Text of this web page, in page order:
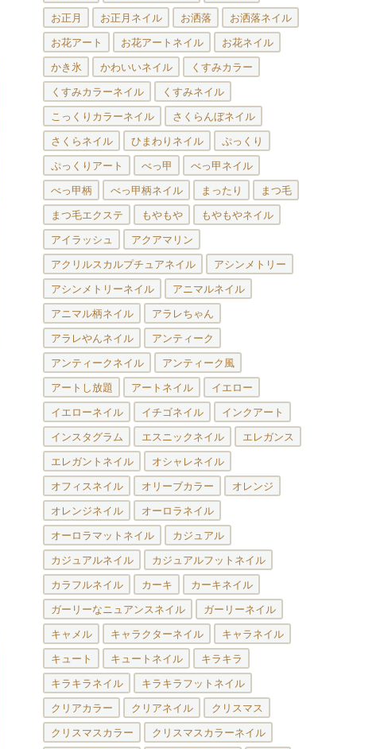
お正月 お正月ネイル お洒落 お洒落ネイル
お花アート お花アートネイル お花ネイル
かき氷 かわいいネイル くすみカラー
くすみカラーネイル くすみネイル
こっくりカラーネイル さくらんぼネイル
さくらネイル ひまわりネイル ぷっくり
ぷっくりアート べっ甲 べっ甲ネイル
べっ甲柄 べっ甲柄ネイル まったり まつ毛
まつ毛エクステ もやもや もやもやネイル
アイラッシュ アクアマリン
アクリルスカルプチュアネイル アシンメトリー
アシンメトリーネイル アニマルネイル
アニマル柄ネイル アラレちゃん
アラレやんネイル アンティーク
アンティークネイル アンティーク風
アートし放題 アートネイル イエロー
イエローネイル イチゴネイル インクアート
インスタグラム エスニックネイル エレガンス
エレガントネイル オシャレネイル
オフィスネイル オリーブカラー オレンジ
オレンジネイル オーロラネイル
オーロラマットネイル カジュアル
カジュアルネイル カジュアルフットネイル
カラフルネイル カーキ カーキネイル
ガーリーなニュアンスネイル ガーリーネイル
キャメル キャラクターネイル キャラネイル
キュート キュートネイル キラキラ
キラキラネイル キラキラフットネイル
クリアカラー クリアネイル クリスマス
クリスマスカラー クリスマスカラーネイル